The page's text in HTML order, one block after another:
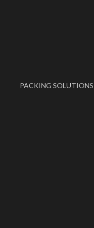
PACKING SOLUTIONS